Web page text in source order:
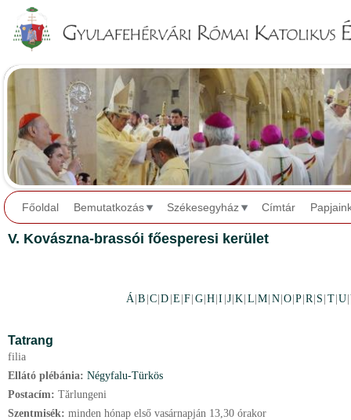
Főoldal Bemutatkozás Székesegyház Címtár
V. Kovászna-brassói főesperesi kerület
Á |B C |D E |F G H |I J |K L |M N O |P R S T |U |
Tatrang
filia
Ellátó plébánia: Négyfalu-Türkös
Postacím: Tărlungeni
Szentmisék: minden hónap első vasárnapján 13,30 órakor